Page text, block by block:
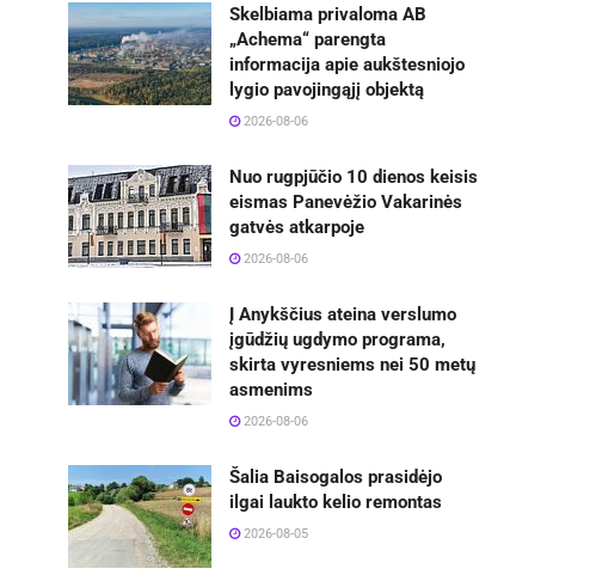
Skelbiama privaloma AB
„Achema“ parengta
informacija apie aukštesniojo
lygio pavojingąjį objektą
2026-08-06
Nuo rugpjūčio 10 dienos keisis
eismas Panevėžio Vakarinės
gatvės atkarpoje
2026-08-06
Į Anykščius ateina verslumo
įgūdžių ugdymo programa,
skirta vyresniems nei 50 metų
asmenims
2026-08-06
Šalia Baisogalos prasidėjo
ilgai laukto kelio remontas
2026-08-05